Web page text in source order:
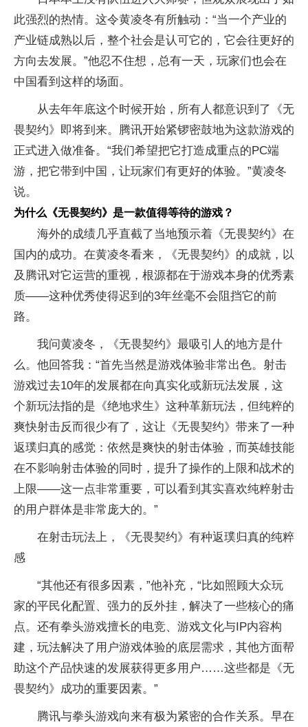
此强烈的热情。这令黄凌冬有所触动：“当一个产业的
产业链成熟以后，整个社会是认可它的，它会往更好的
方向去发展。”他忍不住想，总有一天，玩家们也会在
中国看到这样的场面。
从去年年底这个时候开始，所有人都意识到了《无
畏契约》即将到来。腾讯开始紧锣密鼓地为这款游戏的
正式进入做准备。“我们希望把它打造成重点的PC端
游，把它带到中国，让玩家们有更好的体验。”黄凌冬
说。
为什么《无畏契约》是一款值得等待的游戏？
海外的成绩几乎直截了当地预示着《无畏契约》在
国内的成功。在黄凌冬看来，《无畏契约》的成就，以
及腾讯对它运营的重视，根源都在于游戏本身的优秀素
质——这种优秀使得迟到的3年丝毫不会阻挡它的前
路。
我问黄凌冬，《无畏契约》最吸引人的地方是什
么。他回答我：“首先当然是游戏体验非常出色。射击
游戏过去10年的发展都在向真实化或新玩法发展，这
个新玩法指的是《绝地求生》这种革新玩法，但纯粹的
爽快射击反而很少有了，这让《无畏契约》带来了一种
返璞归真的感觉：依然是爽快的射击体验，而英雄技能
在不影响射击体验的同时，提升了操作的上限和战术的
上限——这一点非常重要，可以看到其实喜欢纯粹射击
的用户群体是非常庞大的。”
在射击玩法上，《无畏契约》有种返璞归真的纯粹
感
“其他还有很多因素，”他补充，“比如照顾大众玩
家的平民化配置、强力的反外挂，解决了一些核心的痛
点。还有拳头游戏擅长的电竞、游戏文化与IP内容构
建，玩法解决了用户游戏体验的底层需求，其他方面帮
助这个产品快速的发展获得更多用户……这些都是《无
畏契约》成功的重要因素。”
腾讯与拳头游戏向来有极为紧密的合作关系。早在